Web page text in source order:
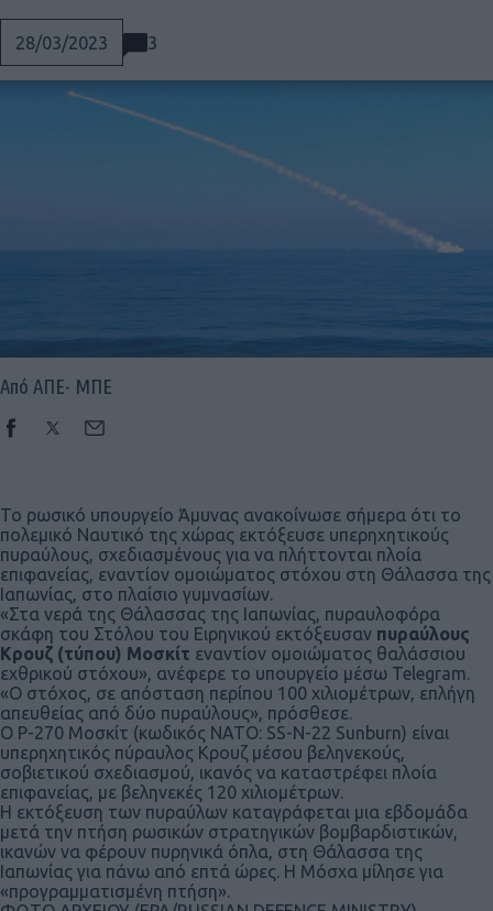
28/03/2023 3
Από ΑΠΕ- ΜΠΕ
Το ρωσικό υπουργείο Άμυνας ανακοίνωσε σήμερα ότι το
πολεμικό Ναυτικό της χώρας εκτόξευσε υπερηχητικούς
πυραύλους, σχεδιασμένους για να πλήττονται πλοία
επιφανείας, εναντίον ομοιώματος στόχου στη Θάλασσα της
Ιαπωνίας, στο πλαίσιο γυμνασίων.
«Στα νερά της Θάλασσας της Ιαπωνίας, πυραυλοφόρα
σκάφη του Στόλου του Ειρηνικού εκτόξευσαν πυραύλους
Κρουζ (τύπου) Μoσκίτ εναντίον ομοιώματος θαλάσσιου
εχθρικού στόχου», ανέφερε το υπουργείο μέσω Telegram.
«Ο στόχος, σε απόσταση περίπου 100 χιλιομέτρων, επλήγη
απευθείας από δύο πυραύλους», πρόσθεσε.
Ο P-270 Μoσκίτ (κωδικός NATO: SS-N-22 Sunburn) είναι
υπερηχητικός πύραυλος Κρουζ μέσου βεληνεκούς,
σοβιετικού σχεδιασμού, ικανός να καταστρέφει πλοία
επιφανείας, με βεληνεκές 120 χιλιομέτρων.
Η εκτόξευση των πυραύλων καταγράφεται μια εβδομάδα
μετά την πτήση ρωσικών στρατηγικών βομβαρδιστικών,
ικανών να φέρουν πυρηνικά όπλα, στη Θάλασσα της
Ιαπωνίας για πάνω από επτά ώρες. Η Μόσχα μίλησε για
«προγραμματισμένη πτήση».